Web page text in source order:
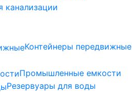
канализации
Контейнеры передвижные
Промышленные емкости
Резервуары для воды